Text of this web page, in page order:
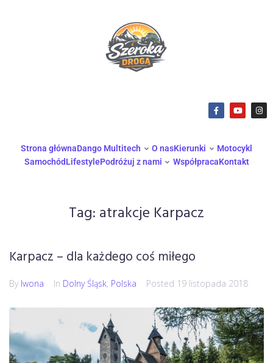
Strona głównaDango Multitech O nasKierunki
Motocykl
SamochódLifestylePodróżuj z nami WspółpracaKontakt
Tag: atrakcje Karpacz
Karpacz – dla każdego coś miłego
By Iwona In Dolny Śląsk, Polska Posted 19 listopada 2018